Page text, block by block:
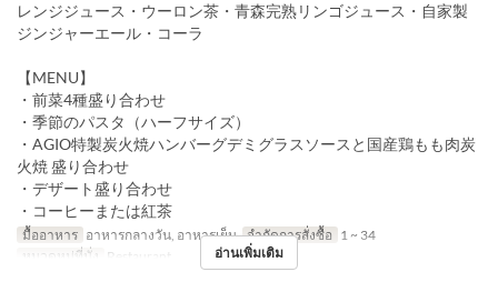
レンジジュース・ウーロン茶・青森完熟リンゴジュース・自家製
ジンジャーエール・コーラ
【MENU】
・前菜4種盛り合わせ
・季節のパスタ（ハーフサイズ）
・AGIO特製炭火焼ハンバーグデミグラスソースと国産鶏もも肉炭
火焼 盛り合わせ
・デザート盛り合わせ
・コーヒーまたは紅茶
มื้ออาหาร อาหารกลางวัน, อาหารเย็น จำกัดการสั่งซื้อ 1 ~ 34
หมวดหมู่ที่นั่ง
Restaurant อ่านเพิ่มเติม